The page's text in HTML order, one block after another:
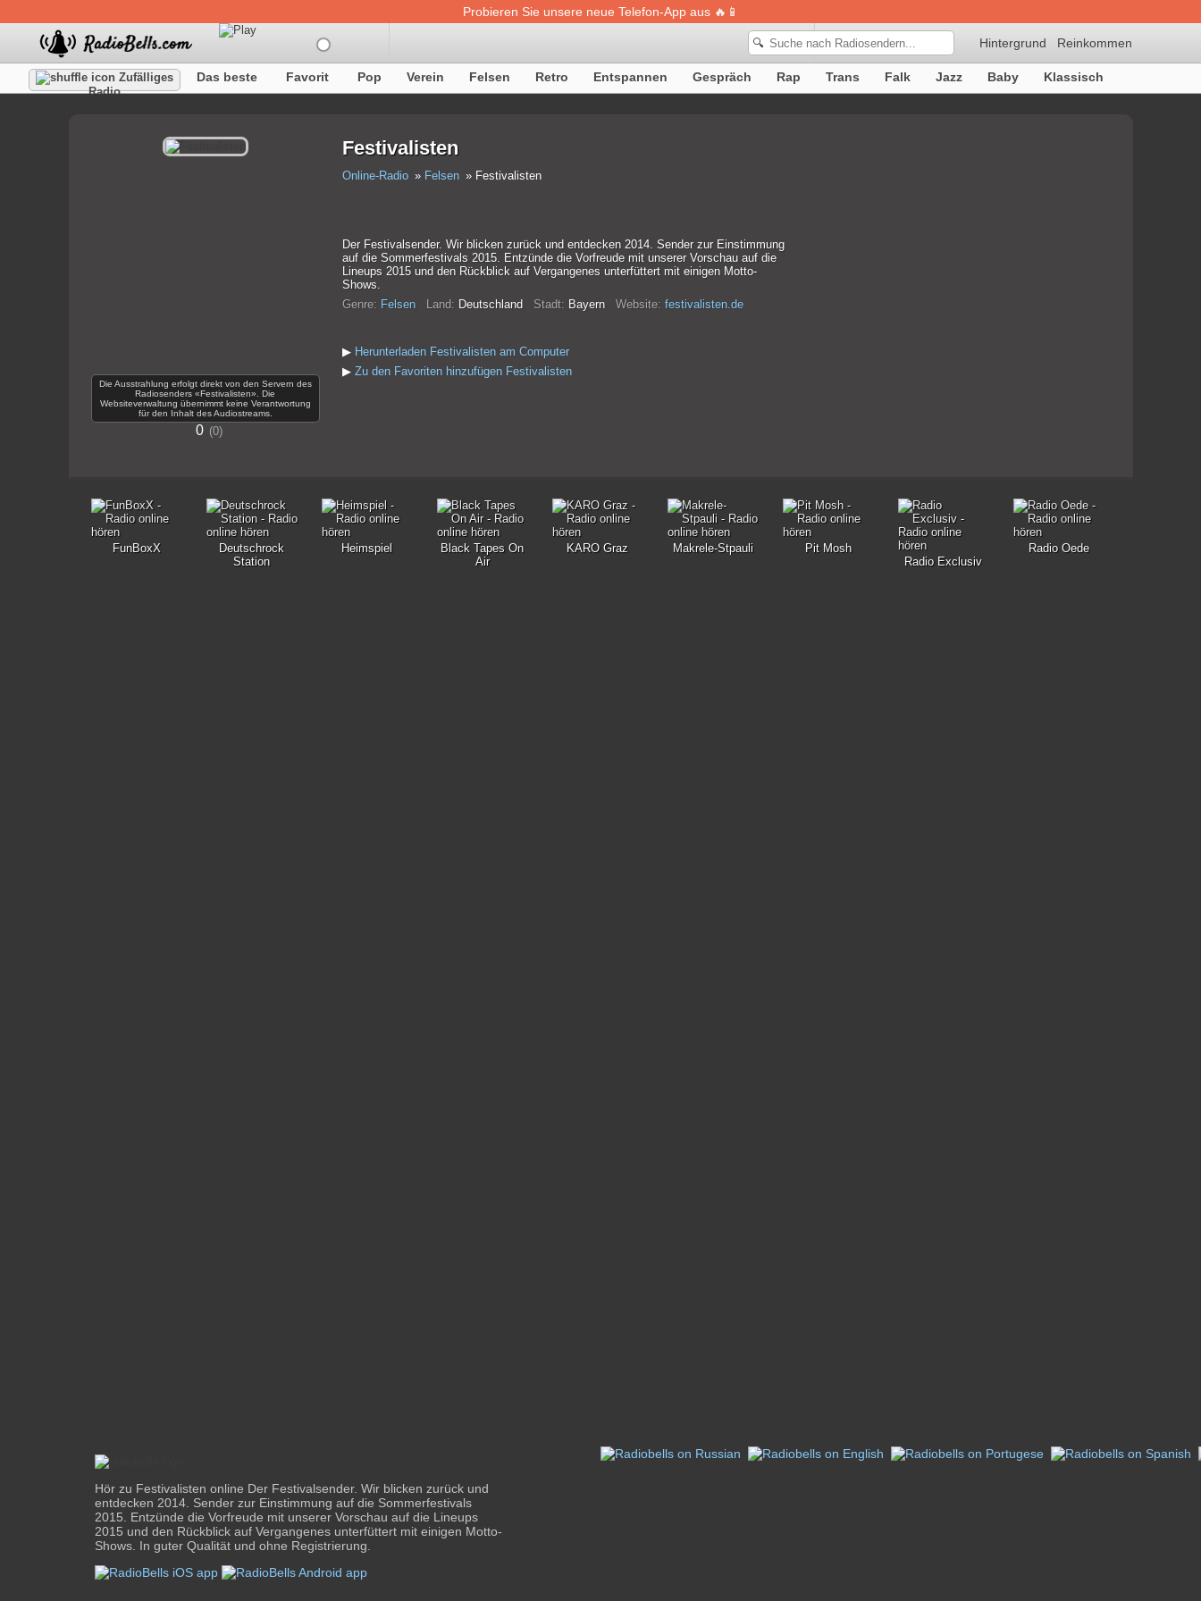
Probieren Sie unsere neue Telefon-App aus 🔥📱
Reinkommen
Hintergrund
🔍
Zufälliges
Radio
Das beste Favorit Pop Verein Felsen Retro Entspannen Gespräch Rap Trans Falk Jazz Baby Klassisch
Die Ausstrahlung erfolgt direkt von den Servern des
Radiosenders «Festivalisten». Die
Websiteverwaltung übernimmt keine Verantwortung
für den Inhalt des Audiostreams.
0 0
Festivalisten
Online-Radio Felsen Festivalisten
Der Festivalsender. Wir blicken zurück und entdecken 2014. Sender zur Einstimmung
auf die Sommerfestivals 2015. Entzünde die Vorfreude mit unserer Vorschau auf die
Lineups 2015 und den Rückblick auf Vergangenes unterfüttert mit einigen Motto-
Shows.
Genre: Felsen Land: Deutschland Stadt: Bayern Website: festivalisten.de
▶ Herunterladen Festivalisten am Computer
▶ Zu den Favoriten hinzufügen Festivalisten
FunBoxX
Deutschrock
Station
Heimspiel
Black Tapes On
Air
KARO Graz Makrele-Stpauli
Pit Mosh
Radio Exclusiv
Radio Oede
Hör zu Festivalisten online Der Festivalsender. Wir blicken zurück und
entdecken 2014. Sender zur Einstimmung auf die Sommerfestivals
2015. Entzünde die Vorfreude mit unserer Vorschau auf die Lineups
2015 und den Rückblick auf Vergangenes unterfüttert mit einigen Motto-
Shows. In guter Qualität und ohne Registrierung.